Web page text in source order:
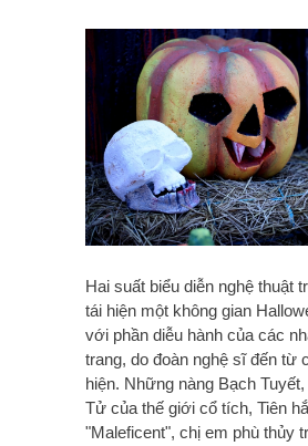
Hai suất biểu diễn nghệ thuật
tái hiện một không gian
với phần diễu hành của các
trang, do đoàn nghệ sĩ đến từ
hiện. Những nàng Bạch
Tử của thế giới cổ tích, Tiên
"Maleficent", chị em phù thủy